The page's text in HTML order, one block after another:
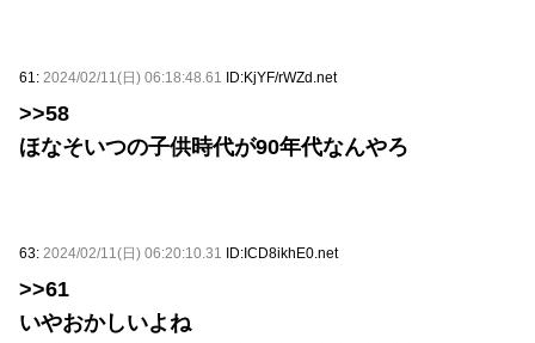
61: 2024/02/11(日) 06:18:48.61 ID:KjYF/rWZd.net
>>58
ほなそいつの子供時代が90年代なんやろ
63: 2024/02/11(日) 06:20:10.31 ID:ICD8ikhE0.net
>>61
いやおかしいよね